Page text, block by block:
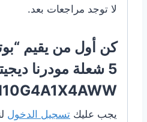
لا توجد مراجعات بعد.
كن أول من يقيم
يجب عليك تسجيل الدخول